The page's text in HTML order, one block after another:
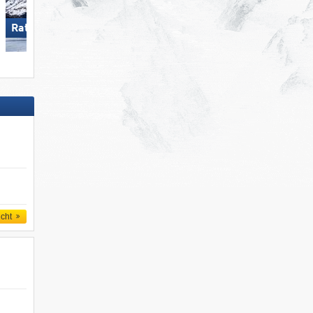
Ratschings-Jaufen Glungezer – Tulfes